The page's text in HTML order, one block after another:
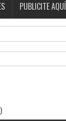
PUBLICITE AQUÍ
Clausura 2026.